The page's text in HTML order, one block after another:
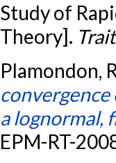
Study of
Theory].
Plamondon,
a lognormal,
EPM-RT-